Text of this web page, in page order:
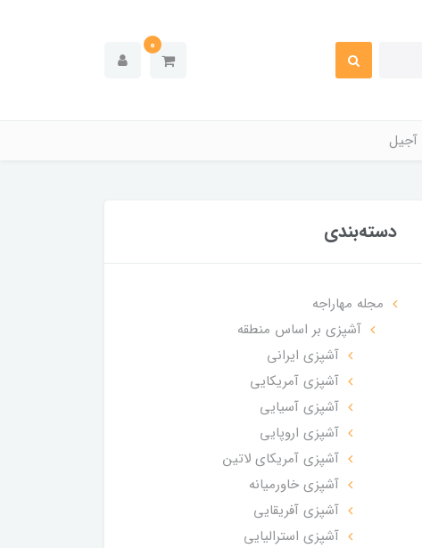
0
آجیل
دسته‌بندی
مجله مهاراجه
آشپزی بر اساس منطقه
آشپزی ایرانی
آشپزی آمریکایی
آشپزی آسیایی
آشپزی اروپایی
آشپزی آمریکای لاتین
آشپزی خاورمیانه
آشپزی آفریقایی
آشپزی استرالیایی